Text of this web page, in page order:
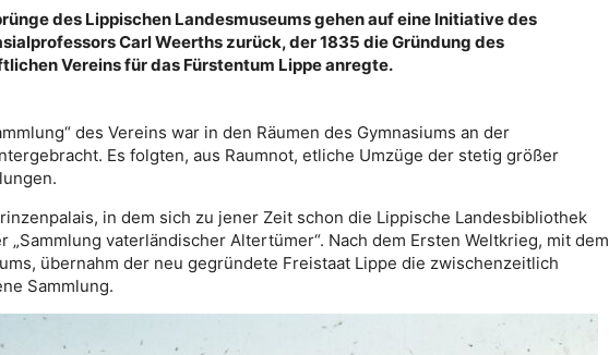
des Lippischen Landesmuseums gehen auf eine Initiative des
Carl Weerths zurück, der 1835 die Gründung des
Vereins für das Fürstentum Lippe anregte.
des Vereins war in den Räumen des Gymnasiums an der
Es folgten, aus Raumnot, etliche Umzüge der stetig größer
in dem sich zu jener Zeit schon die Lippische Landesbibliothek
„Sammlung vaterländischer Altertümer“. Nach dem Ersten Weltkrieg, mit dem
übernahm der neu gegründete Freistaat Lippe die zwischenzeitlich
Sammlung.